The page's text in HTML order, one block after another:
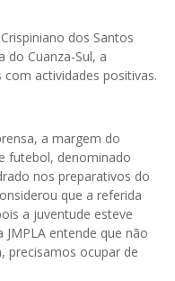
dos Santos
do Cuanza-Sul, a
actividades positivas.
a margem do
futebol, denominado
nos preparativos do
que a referida
a juventude esteve
entende que não
precisamos ocupar de